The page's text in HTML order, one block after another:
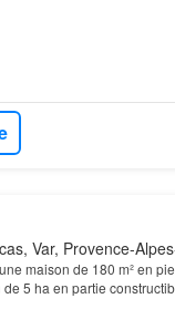
Var, Provence-
maison de 180 m² en
de 5 ha en partie